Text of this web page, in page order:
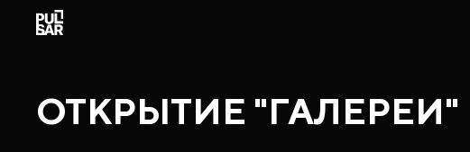
ОТКРЫТИЕ "ГАЛЕРЕИ"